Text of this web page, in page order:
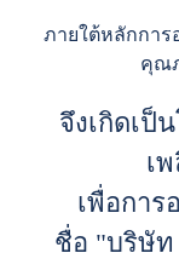
ภายใต้หลักการ
คุณ
จึงเกิดเป็
เ
เพื่อการ
ชื่อ "บริษัท